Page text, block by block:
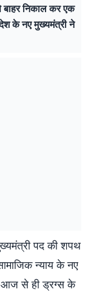
निकाल कर एक
के नए मुख्यमंत्री ने
पद की शपथ
न्याय के नए
आज से ही ड्रग्स के